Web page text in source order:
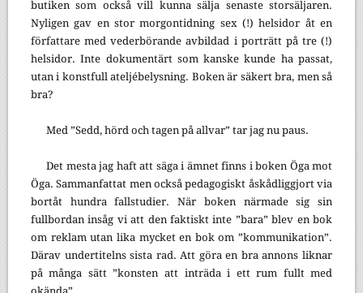
butiken som också vill kunna sälja senaste storsäljaren.
Nyligen gav en stor morgontidning sex (!) helsidor åt en
författare med vederbörande avbildad i porträtt på tre (!)
helsidor. Inte dokumentärt som kanske kunde ha passat,
utan i konstfull ateljébelysning. Boken är säkert bra, men så
bra?
Med ”Sedd, hörd och tagen på allvar” tar jag nu paus.
Det mesta jag haft att säga i ämnet finns i boken Öga mot
Öga. Sammanfattat men också pedagogiskt åskådliggjort via
bortåt hundra fallstudier. När boken närmade sig sin
fullbordan insåg vi att den faktiskt inte ”bara” blev en bok
om reklam utan lika mycket en bok om ”kommunikation”.
Därav undertitelns sista rad. Att göra en bra annons liknar
på många sätt ”konsten att inträda i ett rum fullt med